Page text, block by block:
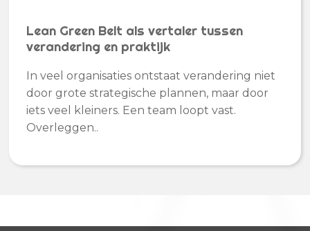
Lean Green Belt als vertaler tussen
verandering en praktijk
In veel organisaties ontstaat verandering niet
door grote strategische plannen, maar door
iets veel kleiners. Een team loopt vast.
Overleggen..